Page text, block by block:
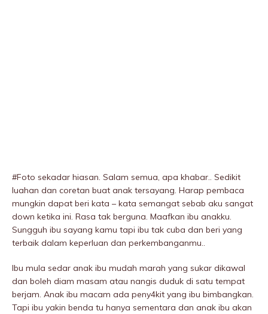
#Foto sekadar hiasan. Salam semua, apa khabar.. Sedikit
luahan dan coretan buat anak tersayang. Harap pembaca
mungkin dapat beri kata – kata semangat sebab aku sangat
down ketika ini. Rasa tak berguna. Maafkan ibu anakku.
Sungguh ibu sayang kamu tapi ibu tak cuba dan beri yang
terbaik dalam keperluan dan perkembanganmu..
Ibu mula sedar anak ibu mudah marah yang sukar dikawal
dan boleh diam masam atau nangis duduk di satu tempat
berjam. Anak ibu macam ada peny4kit yang ibu bimbangkan.
Tapi ibu yakin benda tu hanya sementara dan anak ibu akan